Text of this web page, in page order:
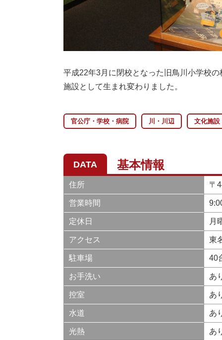
平成22年3月に閉校となった旧鳥川小学校
施設として生まれ変わりました。
官公庁・学校・病院 川・川辺 文化施設
DATA 基本情報
住所 〒
営業時間
定休日 月
アクセス 東
駐車場 40
お手洗い あ
控室 あ
水道 あ
光熱 あ